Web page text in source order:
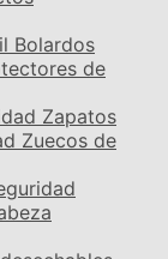
Bolardos
de
Zapatos
Zuecos de